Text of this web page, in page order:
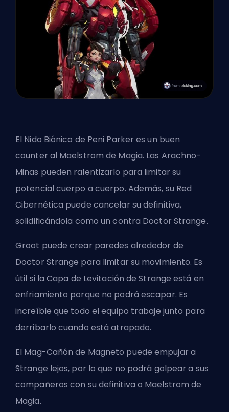
El Nido Biónico de Peni Parker es un buen
counter al Maelstrom de Magia. Las Arachno-
Minas pueden ralentizarlo para limitar su
potencial cuerpo a cuerpo. Además, su Red
Cibernética puede cancelar su definitiva,
solidificándola como un contra Doctor Strange.
Groot puede crear paredes alrededor de
Doctor Strange para limitar su movimiento. Es
útil si la Capa de Levitación de Strange está en
enfriamiento porque no podrá escapar. Es
increíble que todo el equipo trabaje junto para
derribarlo cuando está atrapado.
El Mag-Cañón de Magneto puede empujar a
Strange lejos, por lo que no podrá golpear a sus
compañeros con su definitiva o Maelstrom de
Magia.